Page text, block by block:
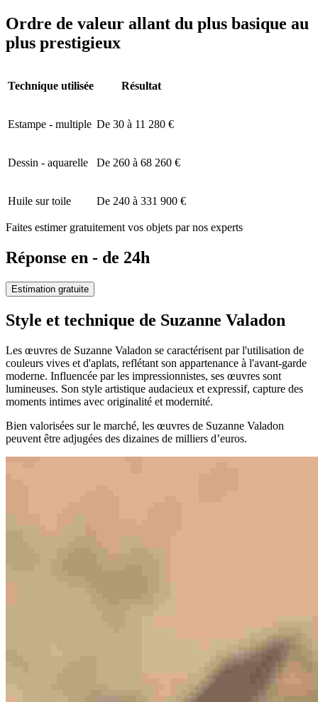
Ordre de valeur allant du plus basique au
plus prestigieux
Technique utilisée Résultat
Estampe - multiple De 30 à 11 280 €
Dessin - aquarelle De 260 à 68 260 €
Huile sur toile De 240 à 331 900 €
Faites estimer gratuitement vos objets par nos experts
Réponse en - de 24h
Estimation gratuite
Style et technique de Suzanne Valadon
Les œuvres de Suzanne Valadon se caractérisent par l'utilisation de
couleurs vives et d'aplats, reflétant son appartenance à l'avant-garde
moderne. Influencée par les impressionnistes, ses œuvres sont
lumineuses. Son style artistique audacieux et expressif, capture des
moments intimes avec originalité et modernité.
Bien valorisées sur le marché, les œuvres de Suzanne Valadon
peuvent être adjugées des dizaines de milliers d’euros.